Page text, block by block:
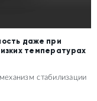
даже при
температурах
стабилизации